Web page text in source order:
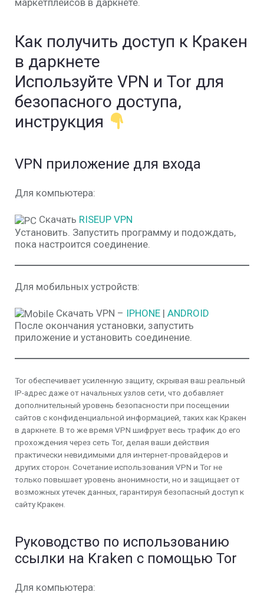
маркетплейсов в даркнете.
Как получить доступ к Кракен
в даркнете
Используйте VPN и Tor для
безопасного доступа,
инструкция
VPN приложение для входа
Для компьютера:
Скачать RISEUP VPN
Установить. Запустить программу и подождать,
пока настроится соединение.
Для мобильных устройств:
Скачать VPN – IPHONE | ANDROID
После окончания установки, запустить
приложение и установить соединение.
Tor обеспечивает усиленную защиту, скрывая ваш реальный
IP-адрес даже от начальных узлов сети, что добавляет
дополнительный уровень безопасности при посещении
сайтов с конфиденциальной информацией, таких как Кракен
в даркнете. В то же время VPN шифрует весь трафик до его
прохождения через сеть Tor, делая ваши действия
практически невидимыми для интернет-провайдеров и
других сторон. Сочетание использования VPN и Tor не
только повышает уровень анонимности, но и защищает от
возможных утечек данных, гарантируя безопасный доступ к
сайту Кракен.
Руководство по использованию
ссылки на Kraken с помощью Tor
Для компьютера: